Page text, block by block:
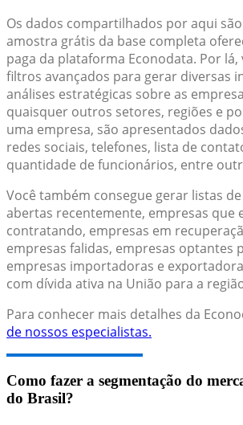
Os dados compartilhados por aqui
amostra grátis da base completa
paga da plataforma Econodata. Por lá,
filtros avançados para gerar diversas
análises estratégicas sobre as
quaisquer outros setores, regiões e
uma empresa, são apresentados
redes sociais, telefones, lista de
quantidade de funcionários, entre
Você também consegue gerar listas
abertas recentemente, empresas que
contratando, empresas em
empresas falidas, empresas optantes
empresas importadoras e
com dívida ativa na União para a
Para conhecer mais detalhes da
de nossos especialistas.
Como fazer a segmentação do
do Brasil?